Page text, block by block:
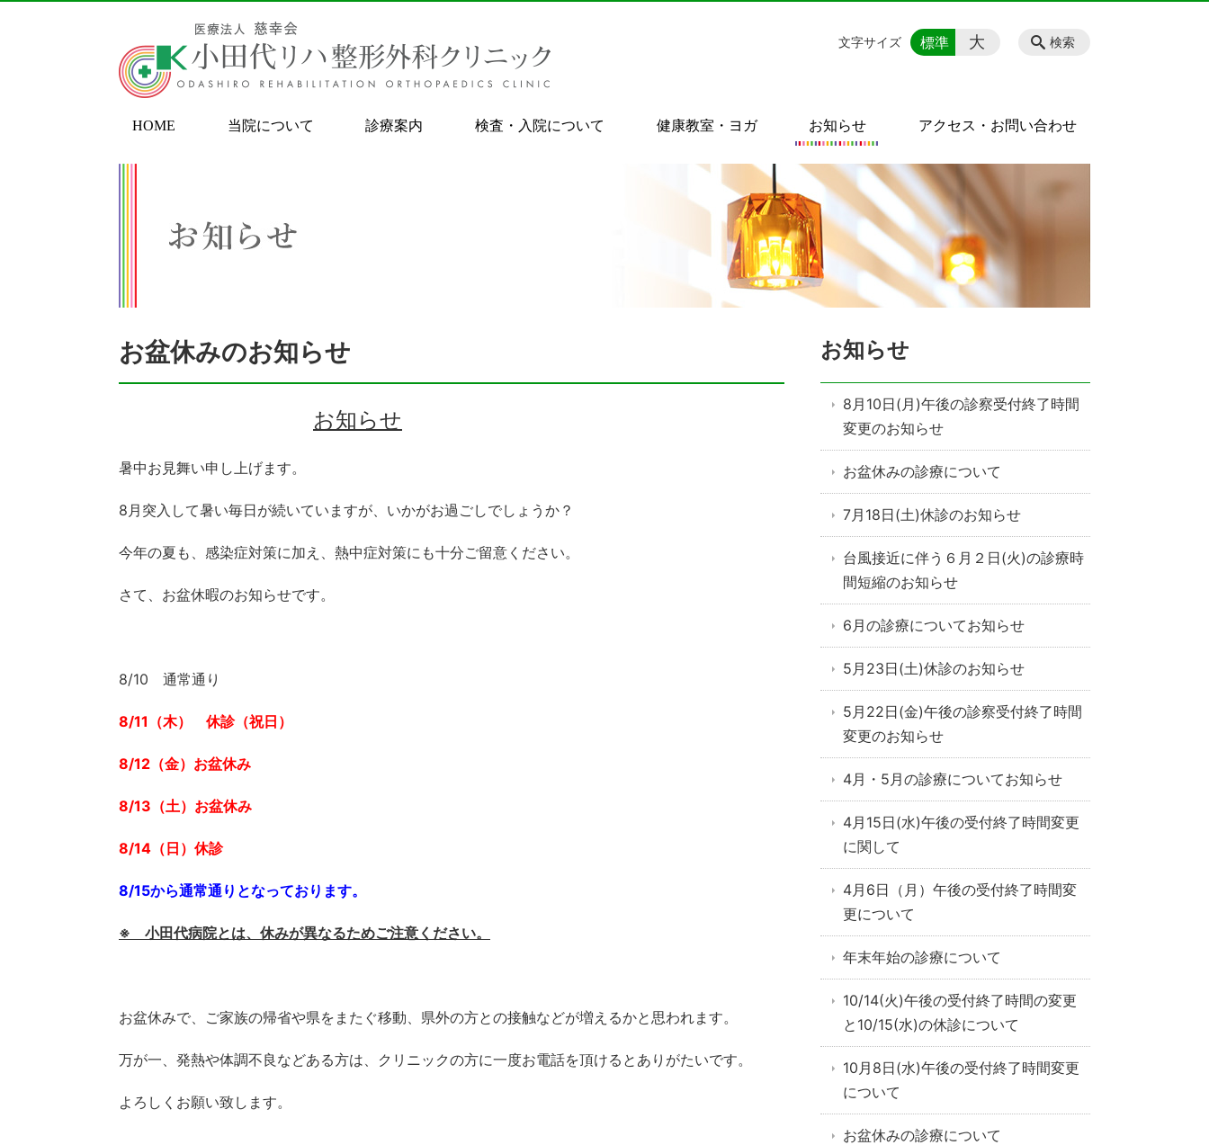
HOME 当院について 診療案内 検査・入院について 健康教室・ヨガ お知らせ アクセス・お問い合わせ
検索
文字サイズ 標準 大
お盆休みのお知らせ
お知らせ
暑中お見舞い申し上げます。
8月突入して暑い毎日が続いていますが、いかがお過ごしでしょうか？
今年の夏も、感染症対策に加え、熱中症対策にも十分ご留意ください。
さて、お盆休暇のお知らせです。
8/10 通常通り
8/11（木） 休診（祝日）
8/12（金）お盆休み
8/13（土）お盆休み
8/14（日） 休診
8/15から通常通りとなっております。
※ 小田代病院とは、休みが異なるためご注意ください。
お盆休みで、ご家族の帰省や県をまたぐ移動、県外の方との接触などが増えるかと思われます。
万が一、発熱や体調不良などある方は、クリニックの方に一度お電話を頂けるとありがたいです。
よろしくお願い致します。
お知らせ
8月10日(月)午後の診察受付終了時間
変更のお知らせ
お盆休みの診療について
7月18日(土)休診のお知らせ
台風接近に伴う６月２日(火)の診療時
間短縮のお知らせ
6月の診療についてお知らせ
5月23日(土)休診のお知らせ
5月22日(金)午後の診察受付終了時間
変更のお知らせ
4月・5月の診療についてお知らせ
4月15日(水)午後の受付終了時間変更
に関して
4月6日（月）午後の受付終了時間変
更について
年末年始の診療について
10/14(火)午後の受付終了時間の変更
と10/15(水)の休診について
10月8日(水)午後の受付終了時間変更
について
お盆休みの診療について